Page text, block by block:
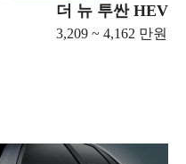
더 뉴 투싼 HEV
3,209 ~ 4,162 만원